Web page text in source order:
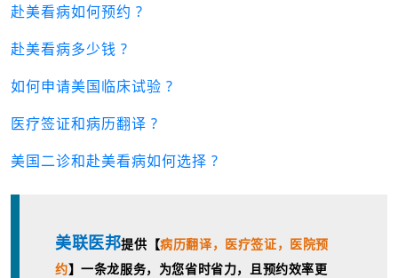
赴美看病如何预约 ?
赴美看病多少钱 ?
如何申请美国临床试验 ?
医疗签证和病历翻译 ?
美国二诊和赴美看病如何选择 ?
美联医邦提供【病历翻译， 医疗签证， 医院预
约】一条龙服务，为您省时省力，且预约效率更